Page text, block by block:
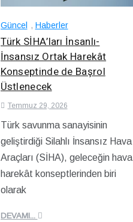
Güncel , Haberler
Türk SİHA’ları İnsanlı-
İnsansız Ortak Harekât
Konseptinde de Başrol
Üstlenecek
Temmuz 29, 2026
Türk savunma sanayisinin
geliştirdiği Silahlı İnsansız Hava
Araçları (SİHA), geleceğin hava
harekât konseptlerinden biri
olarak
DEVAMI...